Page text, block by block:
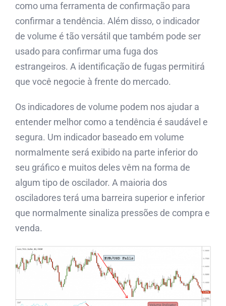
como uma ferramenta de confirmação para
confirmar a tendência. Além disso, o indicador
de volume é tão versátil que também pode ser
usado para confirmar uma fuga dos
estrangeiros. A identificação de fugas permitirá
que você negocie à frente do mercado.
Os indicadores de volume podem nos ajudar a
entender melhor como a tendência é saudável e
segura. Um indicador baseado em volume
normalmente será exibido na parte inferior do
seu gráfico e muitos deles vêm na forma de
algum tipo de oscilador. A maioria dos
osciladores terá uma barreira superior e inferior
que normalmente sinaliza pressões de compra e
venda.